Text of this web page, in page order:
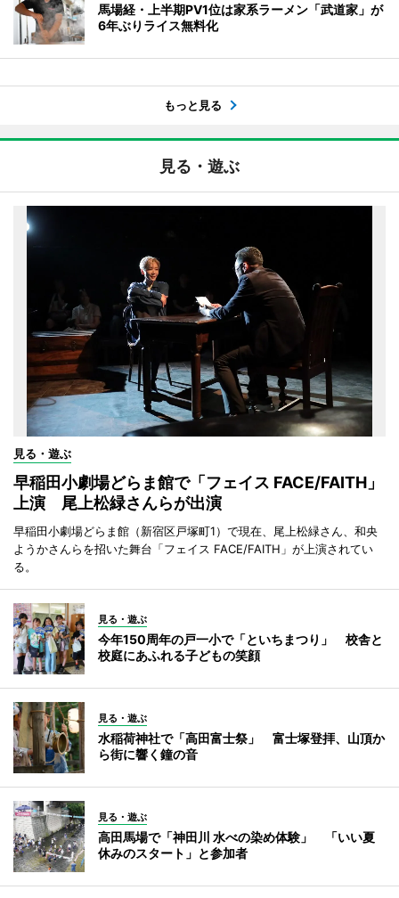
馬場経・上半期PV1位は家系ラーメン「武道家」が
6年ぶりライス無料化
もっと見る
見る・遊ぶ
見る・遊ぶ
早稲田小劇場どらま館で「フェイス FACE/FAITH」
上演 尾上松緑さんらが出演
早稲田小劇場どらま館（新宿区戸塚町1）で現在、尾上松緑さん、和央
ようかさんらを招いた舞台「フェイス FACE/FAITH」が上演されてい
る。
見る・遊ぶ
今年150周年の戸一小で「といちまつり」 校舎と
校庭にあふれる子どもの笑顔
見る・遊ぶ
水稲荷神社で「高田富士祭」 富士塚登拝、山頂か
ら街に響く鐘の音
見る・遊ぶ
高田馬場で「神田川 水べの染め体験」 「いい夏
休みのスタート」と参加者